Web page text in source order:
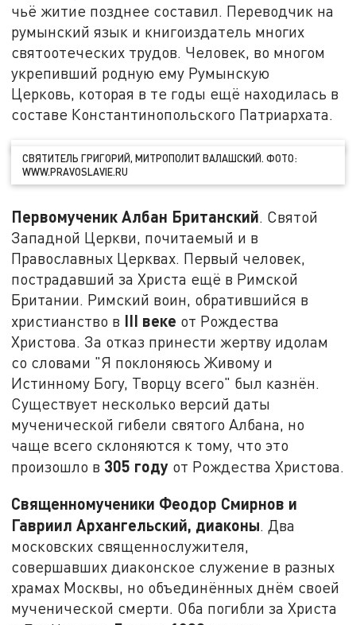
чьё житие позднее составил. Переводчик на
румынский язык и книгоиздатель многих
святоотеческих трудов. Человек, во многом
укрепивший родную ему Румынскую
Церковь, которая в те годы ещё находилась в
составе Константинопольского Патриархата.
СВЯТИТЕЛЬ ГРИГОРИЙ, МИТРОПОЛИТ ВАЛАШСКИЙ. ФОТО:
WWW.PRAVOSLAVIE.RU
Первомученик Албан Британский. Святой
Западной Церкви, почитаемый и в
Православных Церквах. Первый человек,
пострадавший за Христа ещё в Римской
Британии. Римский воин, обратившийся в
христианство в III веке от Рождества
Христова. За отказ принести жертву идолам
со словами "Я поклоняюсь Живому и
Истинному Богу, Творцу всего" был казнён.
Существует несколько версий даты
мученической гибели святого Албана, но
чаще всего склоняются к тому, что это
произошло в 305 году от Рождества Христова.
Священномученики Феодор Смирнов и
Гавриил Архангельский, диаконы . Два
московских священнослужителя,
совершавших диаконское служение в разных
храмах Москвы, но объединённых днём своей
мученической смерти. Оба погибли за Христа